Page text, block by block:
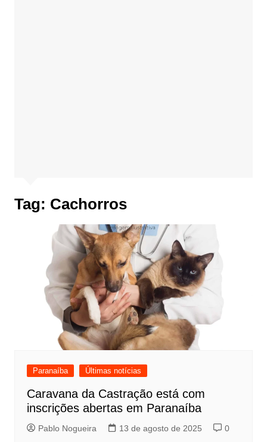
Tag: Cachorros
Paranaíba Últimas notícias
Caravana da Castração está com
inscrições abertas em Paranaíba
Pablo Nogueira 13 de agosto de 2025 0